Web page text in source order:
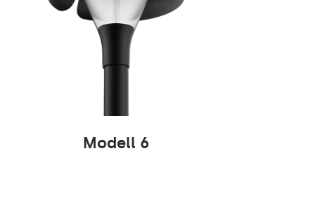
Modell 6